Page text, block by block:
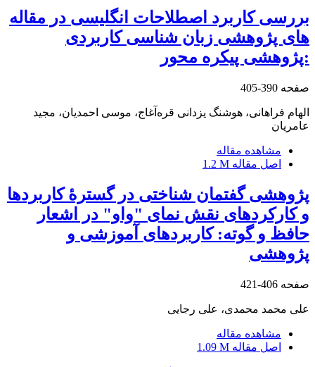
بررسی کاربرد اصطلاحات انگلیسی در مقاله
های پژوهشی زبان شناسی کاربردی
:پژوهشی پیکره محور
صفحه 390-405
الهام فراهانی، هوشنگ یزدانی قره‌آغاج، موسی احمدیان، مجید
عامریان
مشاهده مقاله
اصل مقاله 1.2 M
پژوهشی گفتمان شناختی در گسترۀ کاربردها
و کارکردهای نقش نمای "واو" در اشعار
حافظ و گوته: کاربردهای آموزشی و
پژوهشی
صفحه 406-421
علی محمد محمدی، علی رجایی
مشاهده مقاله
اصل مقاله 1.09 M